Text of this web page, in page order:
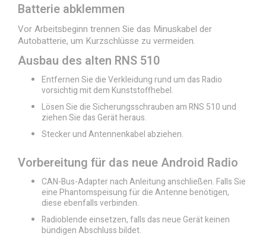
Batterie abklemmen
Vor Arbeitsbeginn trennen Sie das Minuskabel der
Autobatterie, um Kurzschlüsse zu vermeiden.
Ausbau des alten RNS 510
Entfernen Sie die Verkleidung rund um das Radio
vorsichtig mit dem Kunststoffhebel.
Lösen Sie die Sicherungsschrauben am RNS 510 und
ziehen Sie das Gerät heraus.
Stecker und Antennenkabel abziehen.
Vorbereitung für das neue Android Radio
CAN-Bus-Adapter nach Anleitung anschließen. Falls Sie
eine Phantomspeisung für die Antenne benötigen,
diese ebenfalls verbinden.
Radioblende einsetzen, falls das neue Gerät keinen
bündigen Abschluss bildet.